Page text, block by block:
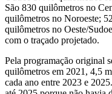
São 830 quilômetros no
quilômetros no Noroeste;
quilômetros no Oeste/
com o traçado projetado.
Pela programação original
quilômetros em 2021, 4,5
cada ano entre 2023 e